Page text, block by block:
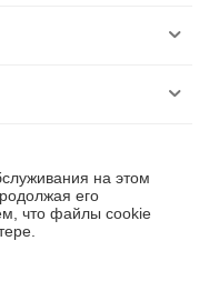
на этом
его
что файлы cookie